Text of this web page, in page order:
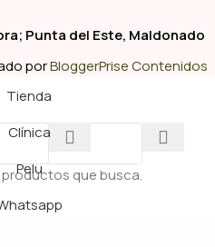
Punta del Este, Maldonado
porBloggerPrise Contenidos
productos que busca.
Tienda
Clínica
Pelu